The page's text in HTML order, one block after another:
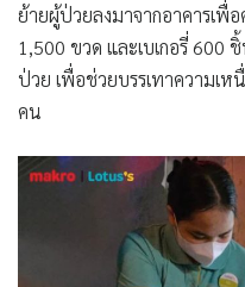
ย้ายผู้ป่วยลงมาจากอาคารเพื่
1,500 ขวด และเบเกอรี่ 600
ป่วย เพื่อช่วยบรรเทาความเห
คน